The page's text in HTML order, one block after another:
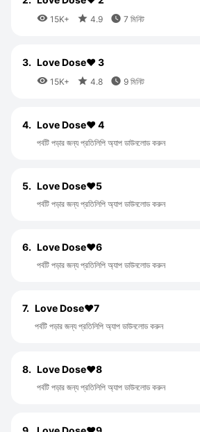
 15K+  4.9  7 মিনিট
3. Love Dose❤️ 3
 15K+  4.8  9 মিনিট
4. Love Dose❤️ 4
পর্বটি পড়ার জন্য প্রতিলিপি অ্যাপ ডাউনলোড করুন
5. Love Dose❤️5
পর্বটি পড়ার জন্য প্রতিলিপি অ্যাপ ডাউনলোড করুন
6. Love Dose❤️6
পর্বটি পড়ার জন্য প্রতিলিপি অ্যাপ ডাউনলোড করুন
7. Love Dose❤️7
পর্বটি পড়ার জন্য প্রতিলিপি অ্যাপ ডাউনলোড করুন
8. Love Dose❤️8
পর্বটি পড়ার জন্য প্রতিলিপি অ্যাপ ডাউনলোড করুন